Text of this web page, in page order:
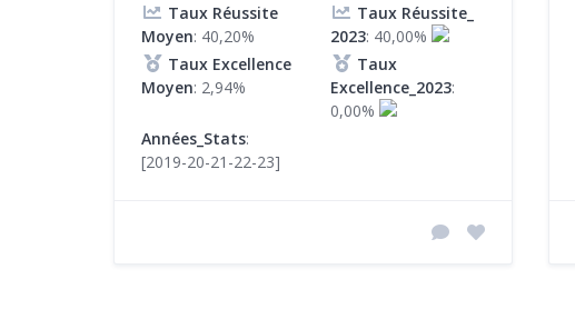
Taux Réussite
Moyen: 40,20%
Taux Réussite_
2023: 40,00%
Taux Excellence
Moyen: 2,94%
Taux
Excellence_2023:
0,00%
Années_Stats:
[2019-20-21-22-23]